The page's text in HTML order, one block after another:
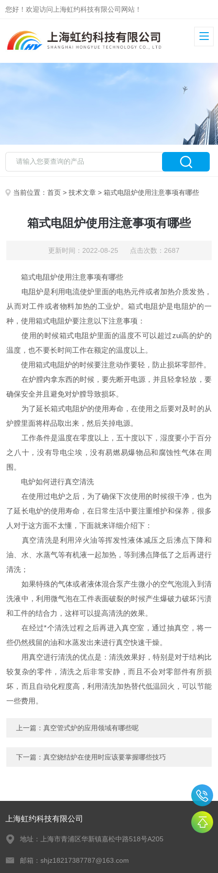
您好！欢迎访问上海虹约科技有限公司网站！
当前位置：首页 >技术文章 > 箱式电阻炉使用注意事项有哪些
箱式电阻炉使用注意事项有哪些
更新时间：2022-08-25 点击次数：2687
箱式电阻炉使用注意事项有哪些
电阻炉是利用电流使炉里面的电热元件或者加热介质发热，
从而对工件或者物料加热的工业炉。箱式电阻炉是电阻炉的一
种，使用箱式电阻炉要注意以下注意事项：
使用的时候箱式电阻炉里面的温度不可以超过zui高的炉的
温度，也不要长时间工作在额定的温度以上。
使用箱式电阻炉的时候要注意动作要轻，防止损坏零部件。
在炉膛内拿东西的时候，要先断开电源，并且轻拿轻放，要
确保安全并且避免对炉膛导致损坏。
为了延长箱式电阻炉的使用寿命，在使用之后要对及时的从
炉膛里面将样品取出来，然后关掉电源。
工作条件是温度在零度以上，五十度以下，湿度要小于百分
之八十，没有导电尘埃，没有易燃易爆物品和腐蚀性气体在周
围。
电炉如何进行真空清洗
在使用过电炉之后，为了确保下次使用的时候很干净，也为
了延长电炉的使用寿命，在日常生活中要注重维护和保养，很多
人对于这方面不太懂，下面就来详细介绍下：
真空清洗是利用淬火油等挥发性液体减压之后沸点下降和
油、水、水蒸气等有机液一起加热，等到沸点降低了之后再进行
清洗；
如果特殊的气体或者液体混合泵产生微小的空气泡混入到清
洗液中，利用微气泡在工件表面破裂的时候产生爆破力破坏污渍
和工件的结合力，这样可以提高清洗的效果。
在经过*个清洗过程之后再进入真空室，通过抽真空，将一
些仍然残留的油和水蒸发出来进行真空快速干燥。
用真空进行清洗的优点是：清洗效果好，特别是对于结构比
较复杂的零件，清洗之后非常安静，而且不会对零部件有所损
坏，而且自动化程度高，利用清洗加热替代低温回火，可以节能
一些费用。
上一篇：真空管式炉的应用领域有哪些呢
下一篇：真空烧结炉在使用时应该要掌握哪些技巧
上海虹约科技有限公司
地址：上海市青浦区华新镇嘉松中路518号A205
邮箱：shjz18217387787@163.com